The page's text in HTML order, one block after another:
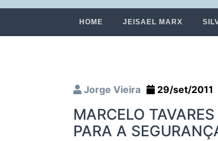
HOME JEISAEL MARX
Jorge Vieira 29/set/2011
MARCELO
PARA A